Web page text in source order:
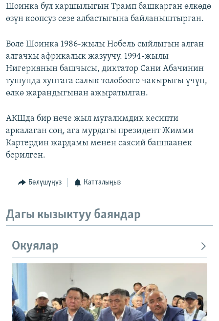
Шоинка бул каршылыгын Трамп башкарган өлкөдө
өзүн коопсуз сезе албастыгына байланыштырган.
Воле Шоинка 1986-жылы Нобель сыйлыгын алган
алгачкы африкалык жазуучу. 1994-жылы
Нигериянын башчысы, диктатор Сани Абачинин
тушунда хунтага салык төлөбөөгө чакырыгы үчүн,
өлкө жарандыгынан ажыратылган.
АКШда бир нече жыл мугалимдик кесипти
аркалаган соң, ага мурдагы президент Жимми
Картердин жардамы менен саясий башпаанек
берилген.
Бөлүшүңүз Катталыңыз
Дагы кызыктуу баяндар
Окуялар